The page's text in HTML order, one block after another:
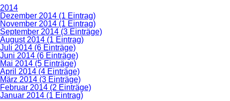
2014
Dezember 2014 (1 Eintrag)
November 2014 (1 Eintrag)
September 2014 (3 Einträge)
August 2014 (1 Eintrag)
Juli 2014 (6 Einträge)
Juni 2014 (6 Einträge)
Mai 2014 (5 Einträge)
April 2014 (4 Einträge)
März 2014 (3 Einträge)
Februar 2014 (2 Einträge)
Januar 2014 (1 Eintrag)